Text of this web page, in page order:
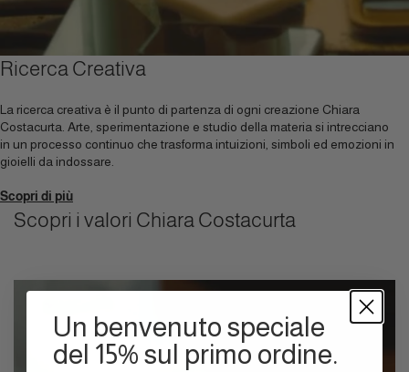
Ricerca Creativa
La ricerca creativa è il punto di partenza di ogni creazione Chiara
Costacurta. Arte, sperimentazione e studio della materia si intrecciano
in un processo continuo che trasforma intuizioni, simboli ed emozioni in
gioielli da indossare.
Scopri di più
Scopri i valori Chiara Costacurta
Un benvenuto speciale
del 15% sul primo ordine.